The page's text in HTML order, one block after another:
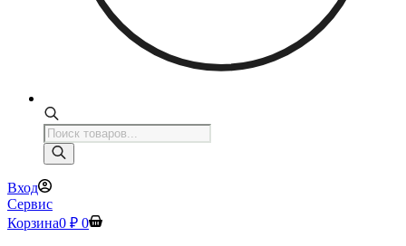
Поиск
товаров
Вход
Сервис
Корзина0 ₽ 0